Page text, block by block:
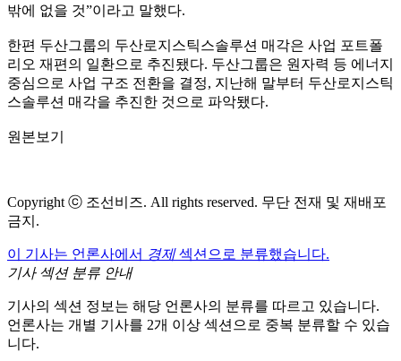
밖에 없을 것”이라고 말했다.
한편 두산그룹의 두산로지스틱스솔루션 매각은 사업 포트폴
리오 재편의 일환으로 추진됐다. 두산그룹은 원자력 등 에너지
중심으로 사업 구조 전환을 결정, 지난해 말부터 두산로지스틱
스솔루션 매각을 추진한 것으로 파악됐다.
원본보기
Copyright ⓒ 조선비즈. All rights reserved. 무단 전재 및 재배포
금지.
이 기사는 언론사에서 경제섹션으로 분류했습니다.
기사 섹션 분류 안내
기사의 섹션 정보는 해당 언론사의 분류를 따르고 있습니다.
언론사는 개별 기사를 2개 이상 섹션으로 중복 분류할 수 있습
니다.